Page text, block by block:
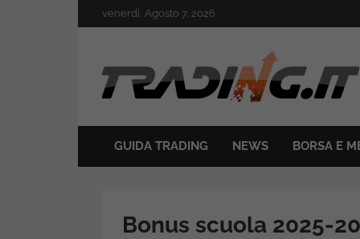
to
venerdì, Agosto 7, 2026
Trading.it
GUIDA TRADING NEWS BORSA E
Bonus scuola 2025-